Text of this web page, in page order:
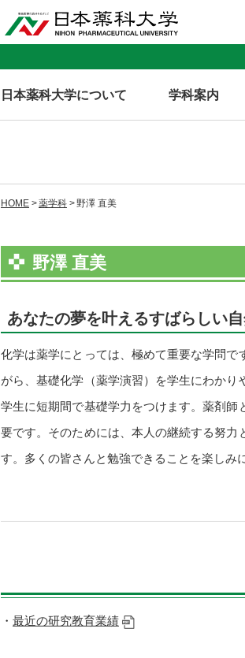
日本薬科大学について 学科案内
HOME 薬学科 野澤 直美
野澤 直美
あなたの夢を叶えるすばらしい
化学は薬学にとっては、極めて重要な学問
がら、基礎化学（薬学演習）を学生にわか
学生に短期間で基礎学力をつけます。薬剤
要です。そのためには、本人の継続する努
す。多くの皆さんと勉強できることを楽しみ
最近の研究教育業績